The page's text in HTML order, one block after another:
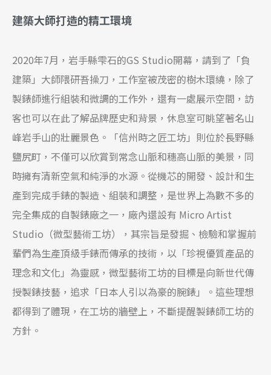
建築大師打造的精工環境
2020年7月，岩手縣雫石的GS Studio開幕，請到了「負
建築」大師隈研吾操刀，工作室被茂密的樹木環繞，除了
製錶師進行組裝和微調的工作外，還有一處展示空間，訪
客也可以在此了解品牌歷史和背景，休息室可眺望著名山
峰岩手山的壯麗景色。「信州時之匠工坊」則位於長野縣
鹽尻町，不僅可以欣賞到常念山脈和穗高山脈的美景，同
時擁有清新空氣和純淨的水源。從機芯的開發、設計和生
產到完成手錶的製造、組裝和調整，是世界上為數不多的
完全集成的自製錶廠之一，廠內還設有 Micro Artist
Studio（微型藝術工坊），其宗旨是發掘、檢驗和掌握前
輩們為生產頂級手錶而傳承的技術，以「珍視優質產品的
理念和文化」為靈感，微型藝術工坊的目標是向新世代傳
授製錶技藝，追求「日本人引以為豪的腕錶」。這些理想
都得到了體現，在工坊的牆壁上，不斷提醒製錶師工坊的
方針。